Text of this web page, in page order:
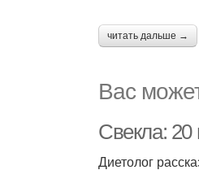
читать дальше →
Вас
Свекла: 20
Диетолог